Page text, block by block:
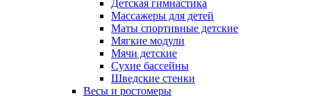
Детская гимнастика
Массажеры для детей
Маты спортивные детские
Мягкие модули
Мячи детские
Сухие бассейны
Шведские стенки
Весы и ростомеры